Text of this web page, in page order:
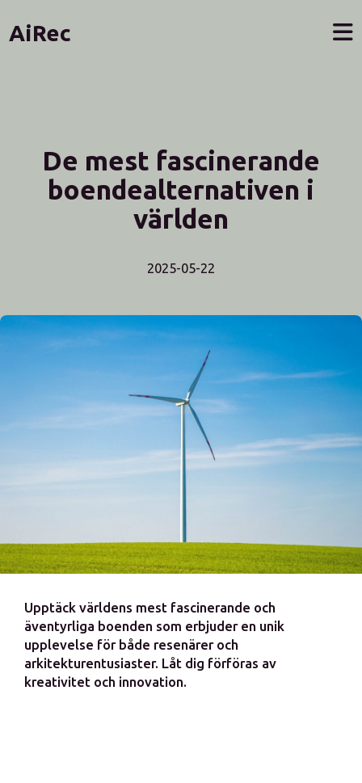
AiRec
De mest fascinerande
boendealternativen i
världen
2025-05-22
Upptäck världens mest fascinerande och
äventyrliga boenden som erbjuder en unik
upplevelse för både resenärer och
arkitekturentusiaster. Låt dig förföras av
kreativitet och innovation.